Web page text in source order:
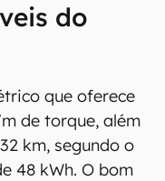
do
que oferece
de torque, além
km, segundo o
48 kWh. O bom